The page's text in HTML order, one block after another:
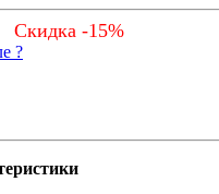
Скидка -15%
?